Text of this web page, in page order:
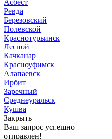
Асбест
Ревда
Березовский
Полевской
Краснотурьинск
Лесной
Качканар
Красноуфимск
Алапаевск
Ирбит
Заречный
Среднеуральск
Кушва
Закрыть
Ваш запрос успешно
отправлен!